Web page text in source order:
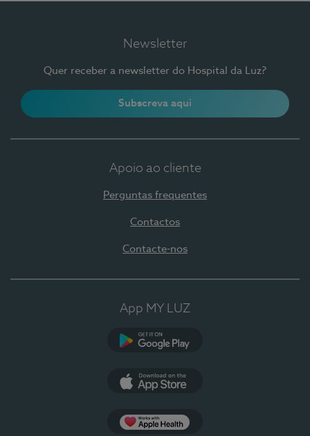
Newsletter
Quer receber a newsletter do Hospital da Luz?
Subscreva aqui
Apoio ao cliente
Perguntas frequentes
Contactos
Contacte-nos
App MY LUZ